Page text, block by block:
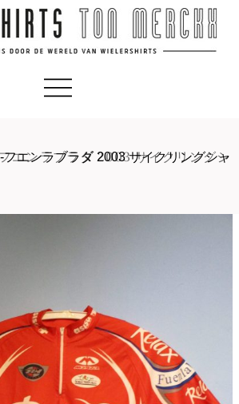
エンラブラダ 2003 サイクリングシ
エンラブラダ 2003 サイクリングシャ